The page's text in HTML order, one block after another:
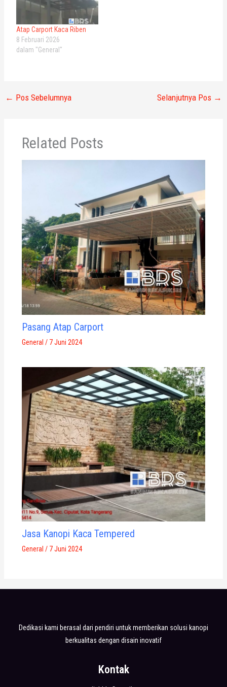
Atap Carport Kaca Riben
8 Februari 2026
dalam "General"
← Pos Sebelumnya Selanjutnya Pos →
Related Posts
Pasang Atap Carport
General / 7 Juni 2024
Jasa Kanopi Kaca Tempered
General / 7 Juni 2024
Dedikasi kami berasal dari pendiri untuk memberikan solusi kanopi
berkualitas dengan disain inovatif
Kontak